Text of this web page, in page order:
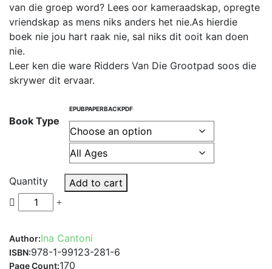
van die groep word? Lees oor kameraadskap, opregte
vriendskap as mens niks anders het nie.As hierdie
boek nie jou hart raak nie, sal niks dit ooit kan doen
nie.
Leer ken die ware Ridders Van Die Grootpad soos die
skrywer dit ervaar.
Book Type
EPUBPAPERBACKPDF
Quantity Add to cart
Author:Ina Cantoni
ISBN:978-1-99123-281-6
Page Count:170